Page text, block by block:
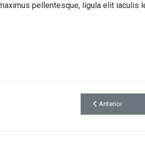
pellentesque, ligula elit iaculis
Artículo anterior:
Anterior